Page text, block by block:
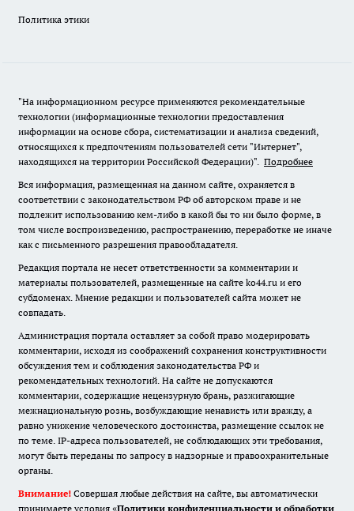
Политика этики
"На информационном ресурсе применяются рекомендательные
технологии (информационные технологии предоставления
информации на основе сбора, систематизации и анализа сведений,
относящихся к предпочтениям пользователей сети "Интернет",
находящихся на территории Российской Федерации)". Подробнее
Вся информация, размещенная на данном сайте, охраняется в
соответствии с законодательством РФ об авторском праве и не
подлежит использованию кем-либо в какой бы то ни было форме, в
том числе воспроизведению, распространению, переработке не иначе
как с письменного разрешения правообладателя.
Редакция портала не несет ответственности за комментарии и
материалы пользователей, размещенные на сайте ko44.ru и его
субдоменах. Мнение редакции и пользователей сайта может не
совпадать.
Администрация портала оставляет за собой право модерировать
комментарии, исходя из соображений сохранения конструктивности
обсуждения тем и соблюдения законодательства РФ и
рекомендательных технологий. На сайте не допускаются
комментарии, содержащие нецензурную брань, разжигающие
межнациональную рознь, возбуждающие ненависть или вражду, а
равно унижение человеческого достоинства, размещение ссылок не
по теме. IP-адреса пользователей, не соблюдающих эти требования,
могут быть переданы по запросу в надзорные и правоохранительные
органы.
Внимание! Совершая любые действия на сайте, вы автоматически
принимаете условия «Политики конфиденциальности и обработки